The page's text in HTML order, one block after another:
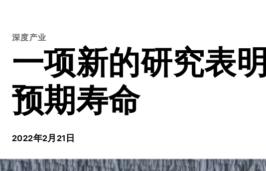
深度产业
一项新的研究表
预期寿命
2022年2月21日